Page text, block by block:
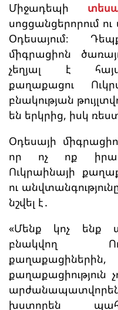
Միջադեպի
սոցցանցերորում
Օդեսայում։
միգրացիոն
չեղյալ է
քաղաքացու
բնակության
են երկրից, իսկ
Օդեսայի
որ ոչ ոք
Ուկրաինայի
ու
նշվել է․
«Մենք կոչ ենք
բնակվող
քաղաքացիություն
խստորեն